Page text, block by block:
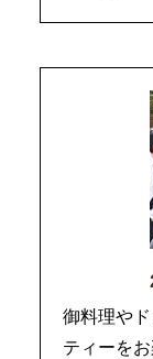
御料理や
ティーをお